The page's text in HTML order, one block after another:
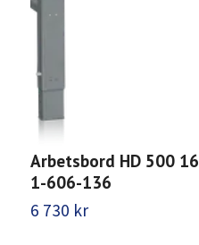
Arbetsbord HD 500
1-606-136
6 730 kr